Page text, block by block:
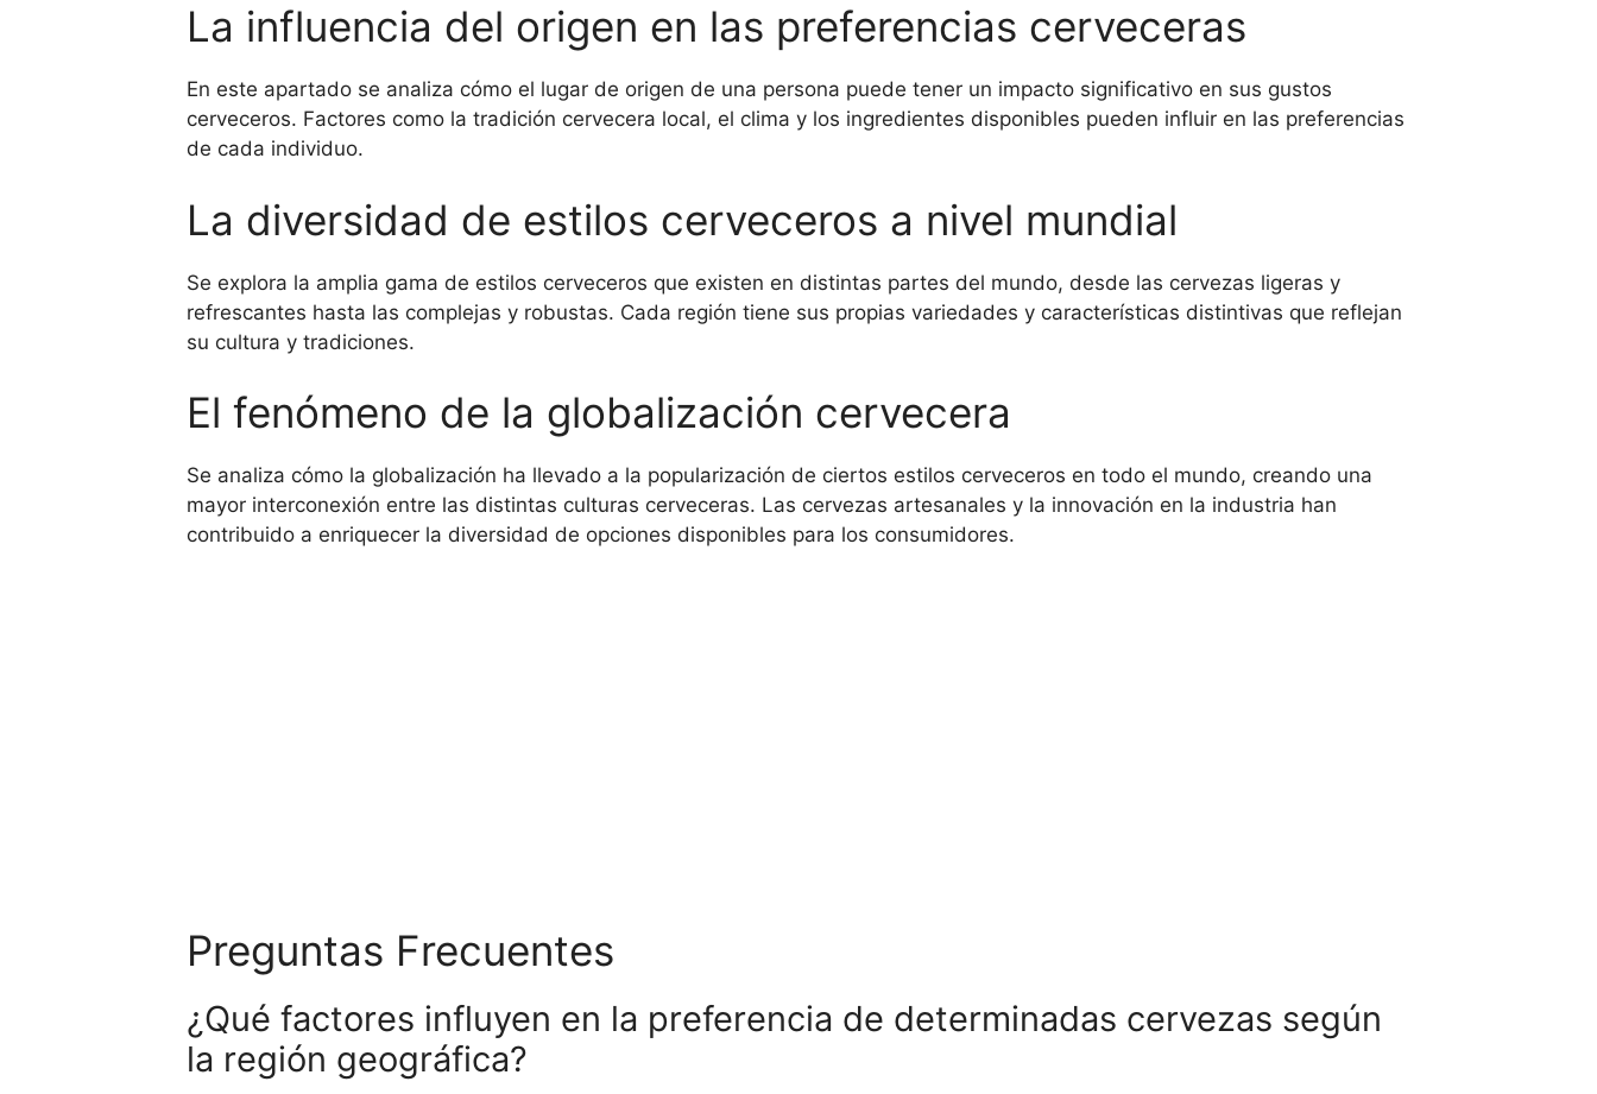
La influencia del origen en las preferencias cerveceras
En este apartado se analiza cómo el lugar de origen de una persona puede tener un impacto significativo en sus gustos
cerveceros. Factores como la tradición cervecera local, el clima y los ingredientes disponibles pueden influir en las preferencias
de cada individuo.
La diversidad de estilos cerveceros a nivel mundial
Se explora la amplia gama de estilos cerveceros que existen en distintas partes del mundo, desde las cervezas ligeras y
refrescantes hasta las complejas y robustas. Cada región tiene sus propias variedades y características distintivas que reflejan
su cultura y tradiciones.
El fenómeno de la globalización cervecera
Se analiza cómo la globalización ha llevado a la popularización de ciertos estilos cerveceros en todo el mundo, creando una
mayor interconexión entre las distintas culturas cerveceras. Las cervezas artesanales y la innovación en la industria han
contribuido a enriquecer la diversidad de opciones disponibles para los consumidores.
Preguntas Frecuentes
¿Qué factores influyen en la preferencia de determinadas cervezas según
la región geográfica?